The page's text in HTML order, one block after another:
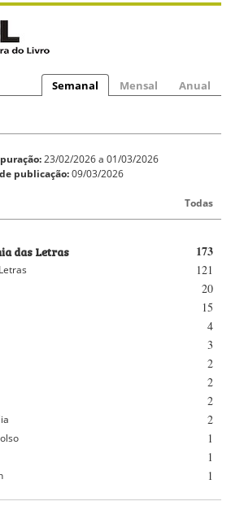
Semanal Mensal Anual
23/02/2026 a 01/03/2026
publicação:09/03/2026
Todas
173
das Letras
121
20
15
4
3
2
2
2
2
1
1
1